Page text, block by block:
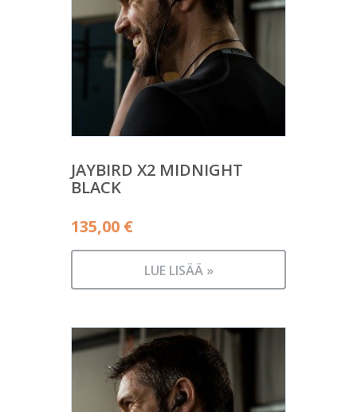
JAYBIRD X2 MIDNIGHT
BLACK
135,00 €
LUE LISÄÄ »